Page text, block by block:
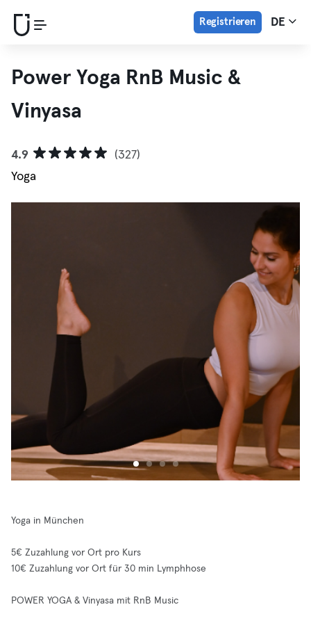
Registrieren DE
Power Yoga RnB Music &
Vinyasa
4.9
(327)
Yoga
Yoga in München
5€ Zuzahlung vor Ort pro Kurs
10€ Zuzahlung vor Ort für 30 min Lymphhose
POWER YOGA & Vinyasa mit RnB Music